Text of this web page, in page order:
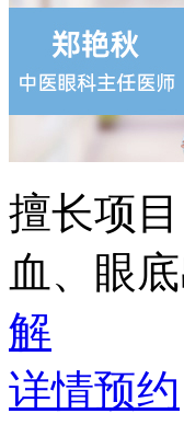
擅长项目
血、眼
解
详情预约